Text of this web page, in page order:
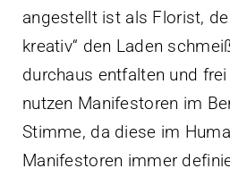
angestellt ist als Florist,
kreativ“ den Laden
durchaus entfalten und
nutzen Manifestoren im
Stimme, da diese im
Manifestoren immer